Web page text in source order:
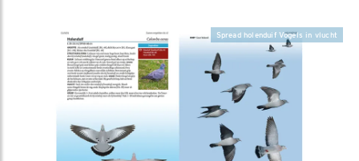
Spread holenduif Vogels in vlucht